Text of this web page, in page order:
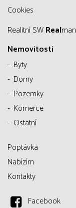
Cookies
Realitní SWRealman
Nemovitosti
Byty
Domy
Pozemky
Komerce
Ostatní
Poptávka
Nabízím
Kontakty
Facebook